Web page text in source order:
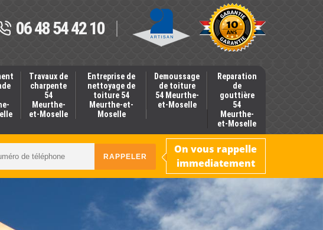
06 48 54 42 10
Travaux de
charpente
54
Meurthe-
et-Moselle
Entreprise de
nettoyage de
toiture 54
Meurthe-et-
Moselle
Demoussage
de toiture
54 Meurthe-
et-Moselle
Reparation
de
gouttière
54
Meurthe-
et-Moselle
On vous rappelle
immediatement